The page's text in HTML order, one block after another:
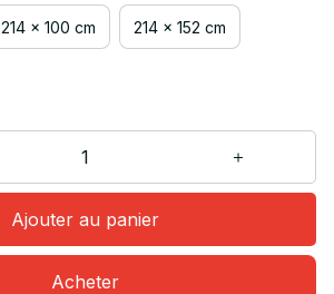
214 x 100 cm 214 x 152 cm
Ajouter au panier
Acheter